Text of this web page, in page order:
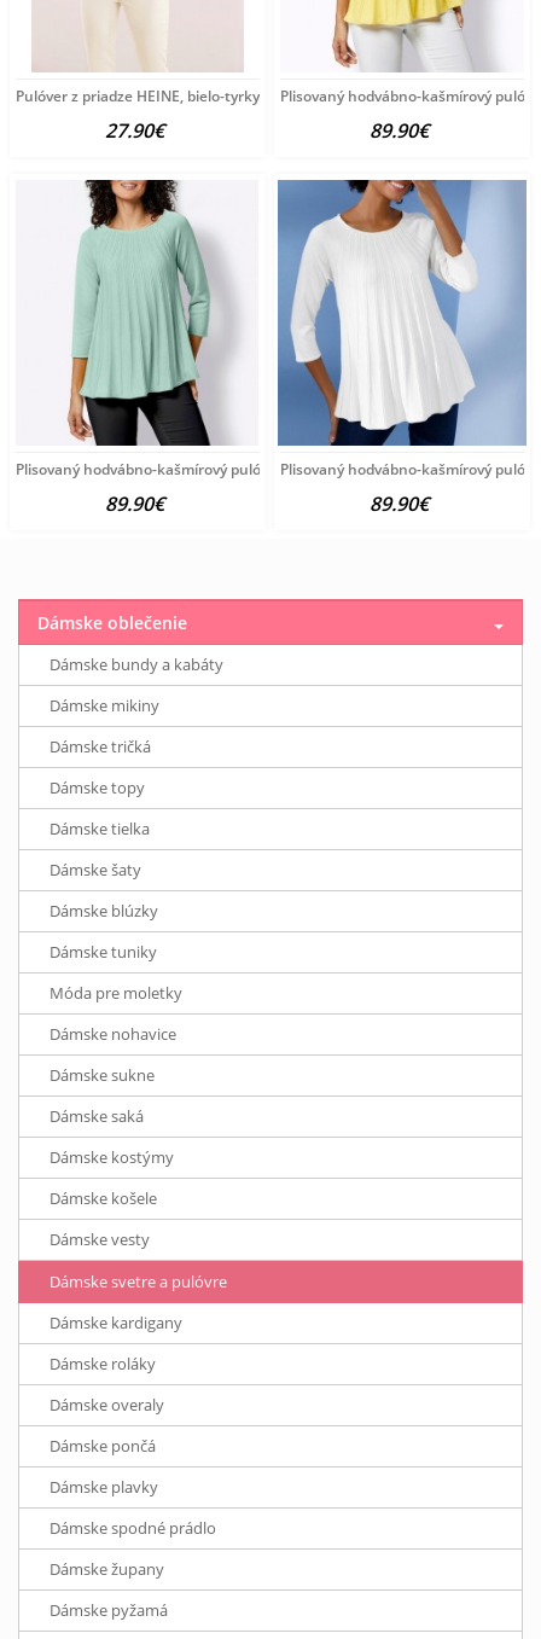
Pulóver z priadze HEINE, bielo-tyrkysový
27.90€
Plisovaný hodvábno-kašmírový
89.90€
Plisovaný hodvábno-kašmírový pulóver vzhľadom Création
89.90€
Plisovaný hodvábno-kašmírový
89.90€
Dámske oblečenie
Dámske bundy a kabáty
Dámske mikiny
Dámske tričká
Dámske topy
Dámske tielka
Dámske šaty
Dámske blúzky
Dámske tuniky
Móda pre moletky
Dámske nohavice
Dámske sukne
Dámske saká
Dámske kostýmy
Dámske košele
Dámske vesty
Dámske svetre a pulóvre
Dámske kardigany
Dámske roláky
Dámske overaly
Dámske pončá
Dámske plavky
Dámske spodné prádlo
Dámske župany
Dámske pyžamá